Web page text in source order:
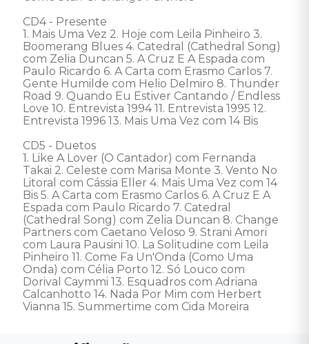
CD4 - Presente
1. Mais Uma Vez 2. Hoje com Leila Pinheiro 3.
Boomerang Blues 4. Catedral (Cathedral Song)
com Zelia Duncan 5. A Cruz E A Espada com
Paulo Ricardo 6. A Carta com Erasmo Carlos 7.
Gente Humilde com Helio Delmiro 8. Thunder
Road 9. Quando Eu Estiver Cantando / Endless
Love 10. Entrevista 1994 11. Entrevista 1995 12.
Entrevista 1996 13. Mais Uma Vez com 14 Bis
CD5 - Duetos
1. Like A Lover (O Cantador) com Fernanda
Takai 2. Celeste com Marisa Monte 3. Vento No
Litoral com Cássia Eller 4. Mais Uma Vez com 14
Bis 5. A Carta com Erasmo Carlos 6. A Cruz E A
Espada com Paulo Ricardo 7. Catedral
(Cathedral Song) com Zelia Duncan 8. Change
Partners com Caetano Veloso 9. Strani Amori
com Laura Pausini 10. La Solitudine com Leila
Pinheiro 11. Come Fa Un'Onda (Como Uma
Onda) com Célia Porto 12. Só Louco com
Dorival Caymmi 13. Esquadros com Adriana
Calcanhotto 14. Nada Por Mim com Herbert
Vianna 15. Summertime com Cida Moreira